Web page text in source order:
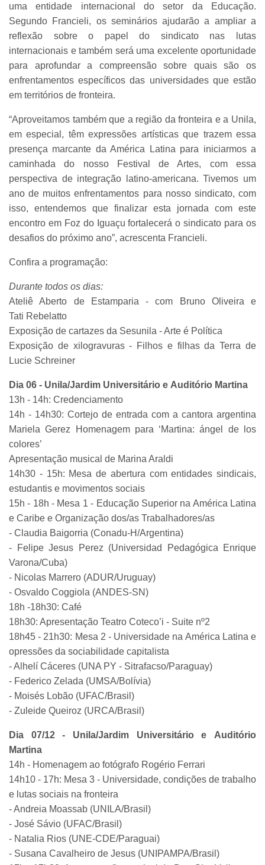
uma entidade internacional do setor da Educação.
Segundo Francieli, os seminários ajudarão a ampliar a
reflexão sobre o papel do sindicato nas lutas
internacionais e também será uma excelente oportunidade
para aprofundar a compreensão sobre quais são os
enfrentamentos específicos das universidades que estão
em territórios de fronteira.
“Aproveitamos também que a região da fronteira e a Unila,
em especial, têm expressões artísticas que trazem essa
presença marcante da América Latina para iniciarmos a
caminhada do nosso Festival de Artes, com essa
perspectiva de integração latino-americana. Tivemos um
ano de muitos enfrentamentos para nosso sindicato, com
isso, entendemos que finalizar esta jornada com este
encontro em Foz do Iguaçu fortalecerá o sindicato para os
desafios do próximo ano”, acrescenta Francieli.
Confira a programação:
Durante todos os dias:
Ateliê Aberto de Estamparia - com Bruno Oliveira e
Tati Rebelatto
Exposição de cartazes da Sesunila - Arte é Política
Exposição de xilogravuras - Filhos e filhas da Terra de
Lucie Schreiner
Dia 06 - Unila/Jardim Universitário e Auditório Martina
13h - 14h: Credenciamento
14h - 14h30: Cortejo de entrada com a cantora argentina
Mariela Gerez Homenagem para ‘Martina: ángel de los
colores’
Apresentação musical de Marina Araldi
14h30 - 15h: Mesa de abertura com entidades sindicais,
estudantis e movimentos sociais
15h - 18h - Mesa 1 - Educação Superior na América Latina
e Caribe e Organização dos/as Trabalhadores/as
- Claudia Baigorria (Conadu-H/Argentina)
- Felipe Jesus Perez (Universidad Pedagógica Enrique
Varona/Cuba)
- Nicolas Marrero (ADUR/Uruguay)
- Osvaldo Coggiola (ANDES-SN)
18h -18h30: Café
18h30: Apresentação Teatro Coteco’i - Suite nº2
18h45 - 21h30: Mesa 2 - Universidade na América Latina e
opressões da sociabilidade capitalista
- Alhelí Cáceres (UNA PY - Sitrafacso/Paraguay)
- Federico Zelada (UMSA/Bolívia)
- Moisés Lobão (UFAC/Brasil)
- Zuleide Queiroz (URCA/Brasil)
Dia 07/12 - Unila/Jardim Universitário e Auditório
Martina
14h - Homenagem ao fotógrafo Rogério Ferrari
14h10 - 17h: Mesa 3 - Universidade, condições de trabalho
e lutas sociais na fronteira
- Andreia Moassab (UNILA/Brasil)
- José Sávio (UFAC/Brasil)
- Natalia Rios (UNE-CDE/Paraguai)
- Susana Cavalheiro de Jesus (UNIPAMPA/Brasil)